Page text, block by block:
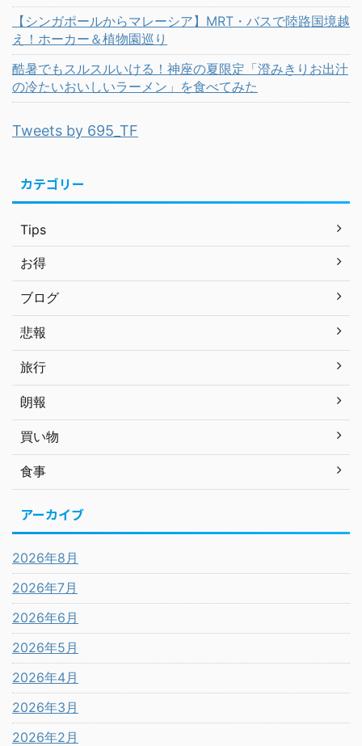
【シンガポールからマレーシア】MRT・バスで陸路国境越
え！ホーカー＆植物園巡り
酷暑でもスルスルいける！神座の夏限定「澄みきりお出汁
の冷たいおいしいラーメン」を食べてみた
Tweets by 695_TF
カテゴリー
Tips
お得
ブログ
悲報
旅行
朗報
買い物
食事
アーカイブ
2026年8月
2026年7月
2026年6月
2026年5月
2026年4月
2026年3月
2026年2月